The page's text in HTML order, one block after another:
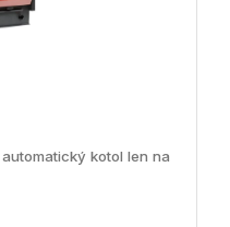
kotol len na